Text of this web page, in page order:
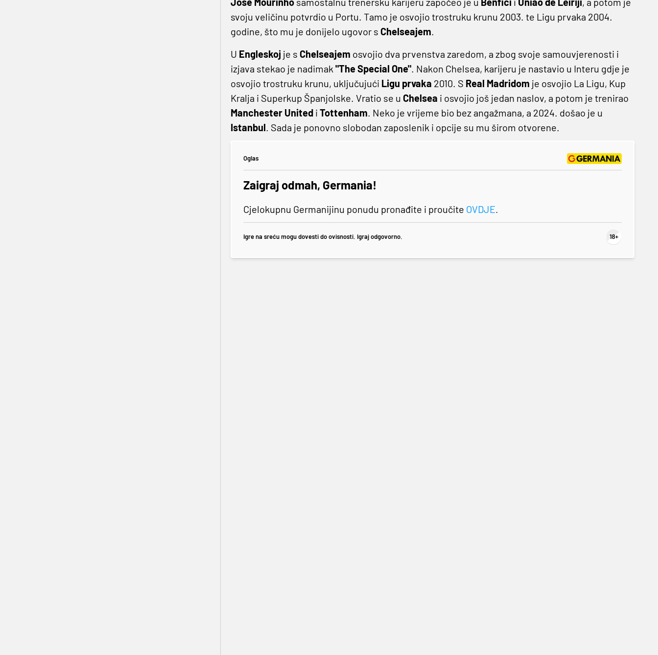
svoju veličinu potvrdio u Portu. Tamo je osvojio trostruku krunu 2003. te Ligu prvaka 2004.
godine, što mu je donijelo ugovor s Chelseajem
U Engleskoj je s Chelseajem osvojio dva prvenstva zaredom, a zbog svoje samouvjerenosti i
izjava stekao je nadimak "The Special One". Nakon Chelsea, karijeru je nastavio u Interu gdje je
osvojio trostruku krunu, uključujući Ligu prvaka 2010. S Real Madridom je osvojio La Ligu, Kup
Kralja i Superkup Španjolske. Vratio se u Chelsea i osvojio još jedan naslov, a potom je trenirao
Manchester United i Tottenham . Neko je vrijeme bio bez angažmana, a 2024. došao je u
Istanbul . Sada je ponovno slobodan zaposlenik i opcije su mu širom otvorene.
Oglas
Zaigraj odmah, Germania!
Cjelokupnu Germanijinu ponudu pronađite i proučite OVDJE
Igre na sreću mogu dovesti do ovisnosti. Igraj odgovorno.